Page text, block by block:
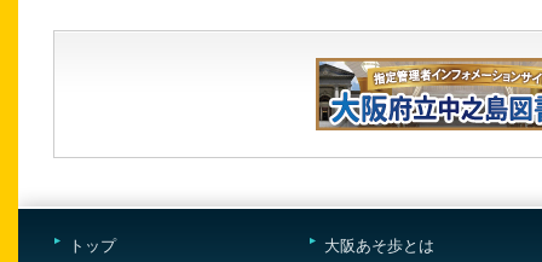
トップ 大阪あそ歩とは